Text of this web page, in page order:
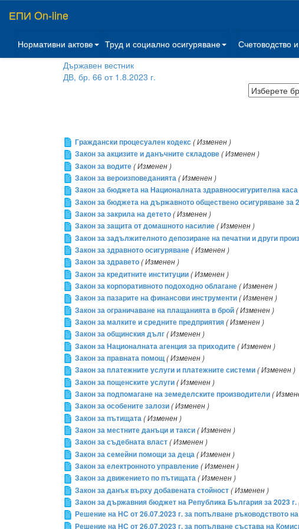
ЕПИ On-line
Нормативни актове Труд и социално осигуряване Счетоводство
Държавен вестник
ДВ, бр. 66 от 1.8.2023 г.
Граждански процесуален кодекс( Изменен )
Закон за акцизите и данъчните складове( Изменен )
Закон за водите( Изменен )
Закон за вероизповеданията( Изменен )
Закон за бюджета на Националната здравноосигурителна каса
Закон за бюджета на държавното обществено осигуряване за
Закон за закрила на детето( Изменен )
Закон за защита от домашното насилие( Изменен )
Закон за задължителното депозиране на печатни и други
Закон за здравното осигуряване( Изменен )
Закон за здравето( Изменен )
Закон за кредитните институции( Изменен )
Закон за корпоративното подоходно облагане( Изменен )
Закон за пазарите на финансови инструменти( Изменен )
Закон за ограничаване на плащанията в брой( Изменен )
Закон за малките и средните предприятия( Изменен )
Закон за общинския дълг( Изменен )
Закон за Националната агенция за приходите( Изменен )
Закон за правната помощ( Изменен )
Закон за платежните услуги и платежните системи( Изменен )
Закон за пощенските услуги( Изменен )
Закон за подпомагане на земеделските производители(
Закон за особените залози( Изменен )
Закон за пътищата( Изменен )
Закон за местните данъци и такси( Изменен )
Закон за съдебната власт( Изменен )
Закон за семейни помощи за деца( Изменен )
Закон за електронното управление( Изменен )
Закон за движението по пътищата( Изменен )
Закон за данък върху добавената стойност( Изменен )
Закон за държавния бюджет на Република България за 2023 г.
Решение на НС от 26.07.2023 г. за попълване ръководството
Решение на НС от 26.07.2023 г. за попълване състава на